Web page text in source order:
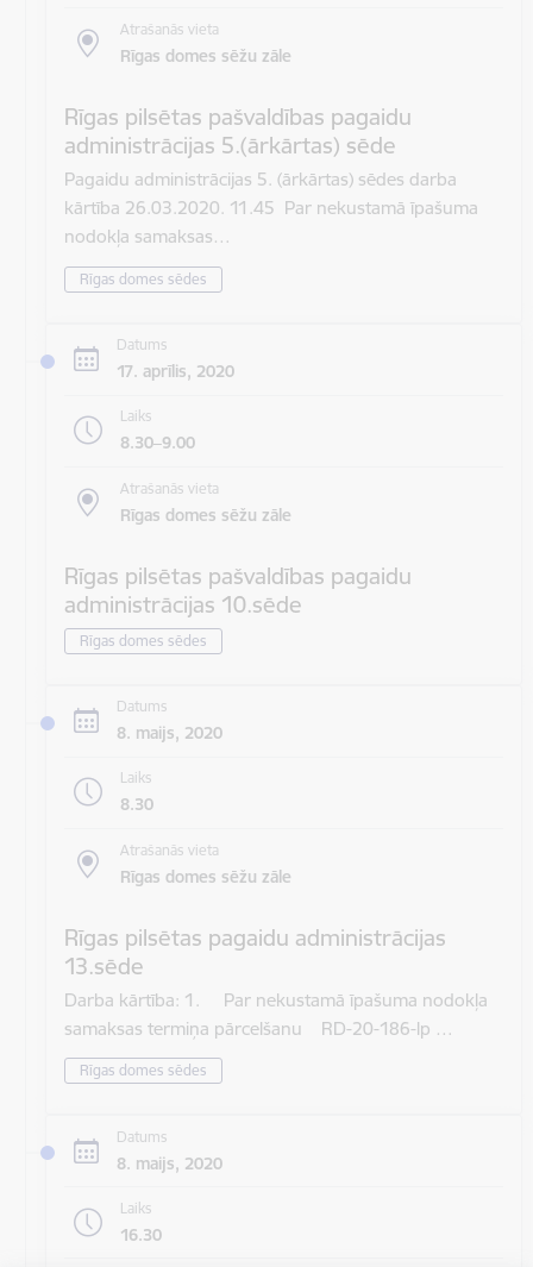
Atrašanās vieta
Rīgas domes sēžu zāle
Rīgas pilsētas pašvaldības pagaidu
administrācijas 5.(ārkārtas) sēde
Pagaidu administrācijas 5. (ārkārtas) sēdes darba
kārtība 26.03.2020. 11.45 Par nekustamā īpašuma
nodokļa samaksas…
Rīgas domes sēdes
Datums
17. aprīlis, 2020
Laiks
8.30–9.00
Atrašanās vieta
Rīgas domes sēžu zāle
Rīgas pilsētas pašvaldības pagaidu
administrācijas 10.sēde
Rīgas domes sēdes
Datums
8. maijs, 2020
Laiks
8.30
Atrašanās vieta
Rīgas domes sēžu zāle
Rīgas pilsētas pagaidu administrācijas
13.sēde
Darba kārtība: 1. Par nekustamā īpašuma nodokļa
samaksas termiņa pārcelšanu RD-20-186-lp …
Rīgas domes sēdes
Datums
8. maijs, 2020
Laiks
16.30